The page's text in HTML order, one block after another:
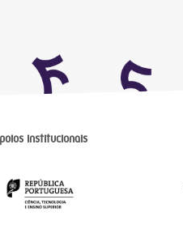
institucionais